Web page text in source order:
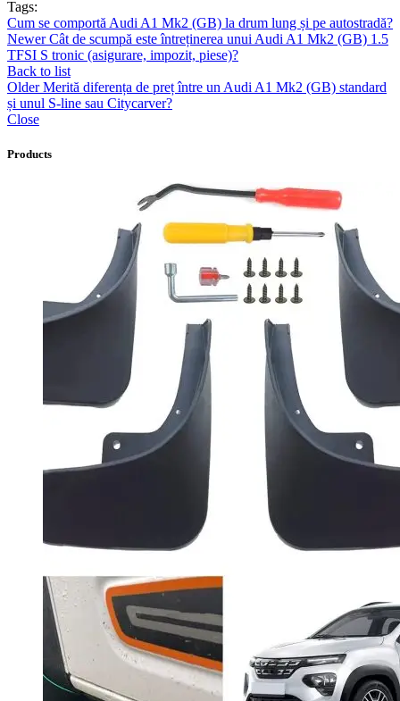
Tags:
Cum se comportă Audi A1 Mk2 (GB) la drum lung și pe autostradă?
Newer Cât de scumpă este întreținerea unui Audi A1 Mk2 (GB) 1.5
TFSI S tronic (asigurare, impozit, piese)?
Back to list
Older Merită diferența de preț între un Audi A1 Mk2 (GB) standard
și unul S-line sau Citycarver?
Close
Products